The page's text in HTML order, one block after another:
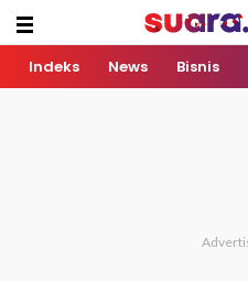
Indeks News Bisnis